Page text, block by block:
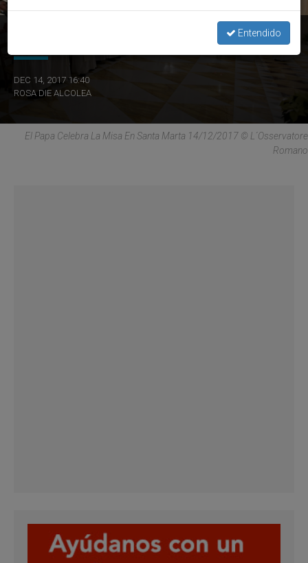
Santa Marta: "Dios nos lleva en sus propias entrañas"
DEC 14, 2017 16:40
ROSA DIE ALCOLEA
El Papa Celebra La Misa En Santa Marta 14/12/2017 © L´Osservatore
Romano
Entendido